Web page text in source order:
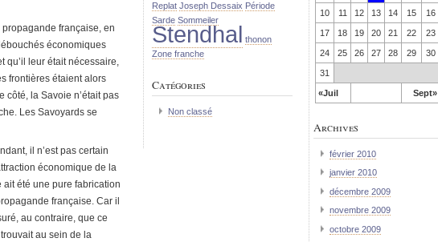
française, en
économiques
qu’il leur était nécessaire,
frontières étaient alors
côté, la Savoie n’était pas
Les Savoyards se
il n’est pas certain
économique de la
ait été une pure fabrication
française. Car il
au contraire, que ce
au sein de la
Replat Joseph Dessaix Période
Sarde Sommeiler
Stendhal thonon
Zone franche
Catégories
Non classé
«Juil Sept»
10 11 12 13 14 15 16
17 18 19 20 21 22 23
24 25 26 27 28 29 30
31
Archives
février 2010
janvier 2010
décembre 2009
novembre 2009
octobre 2009